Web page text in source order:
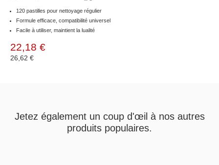
120 pastilles pour nettoyage régulier
Formule efficace, compatibilité universel
Facile à utiliser, maintient la lualité
22,18 €
26,62 €
Jetez également un coup d'œil à nos autres
produits populaires.